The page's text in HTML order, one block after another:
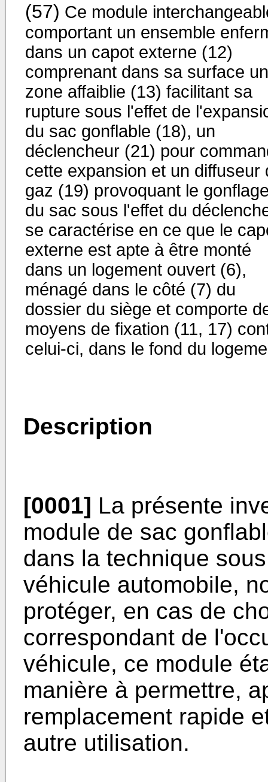
(57) Ce module
comportant un ensemble
dans un capot externe (12)
comprenant dans sa surface
zone affaiblie (13) facilitant sa
rupture sous l'effet de
du sac gonflable (18), un
déclencheur (21) pour
cette expansion et un diffuseur
gaz (19) provoquant le
du sac sous l'effet du
se caractérise en ce que le
externe est apte à être monté
dans un logement ouvert (6),
ménagé dans le côté (7) du
dossier du siège et comporte
moyens de fixation (11, 17)
celui-ci, dans le fond du
Description
[0001] La présente
module de sac
dans la technique
véhicule automobile,
protéger, en cas de
correspondant de
véhicule, ce module
manière à permettre,
remplacement rapide
autre utilisation.